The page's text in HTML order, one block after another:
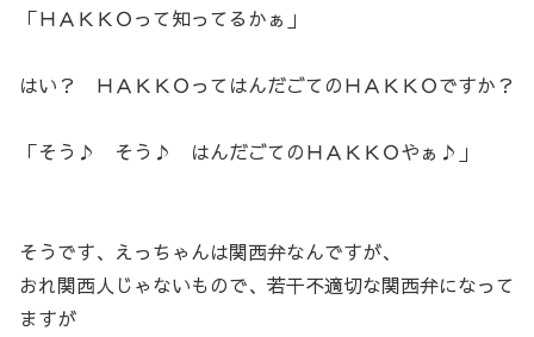
「ＨＡＫＫＯって知ってるかぁ」
はい？ ＨＡＫＫＯってはんだごてのＨＡＫＫＯですか？
「そう♪ そう♪ はんだごてのＨＡＫＫＯやぁ♪」
そうです、えっちゃんは関西弁なんですが、
おれ関西人じゃないもので、若干不適切な関西弁になって
ますが